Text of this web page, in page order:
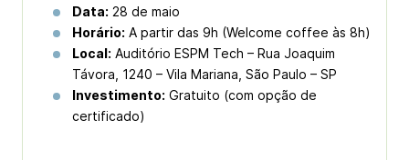
Data: 28 de maio
Horário: A partir das 9h (Welcome coffee às 8h)
Local: Auditório ESPM Tech – Rua Joaquim
Távora, 1240 – Vila Mariana, São Paulo – SP
Investimento: Gratuito (com opção de
certificado)